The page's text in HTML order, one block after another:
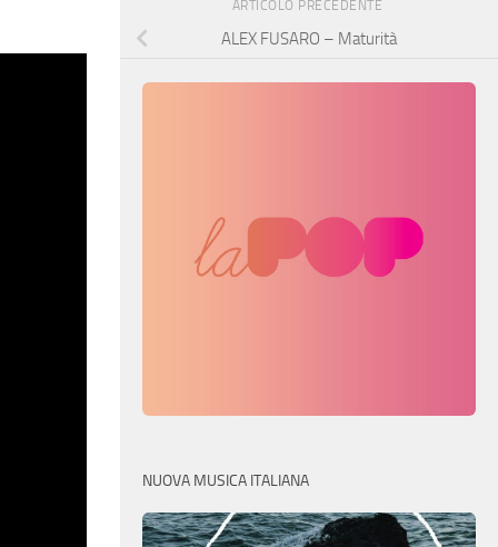
ARTICOLO PRECEDENTE
ALEX FUSARO – Maturità
NUOVA MUSICA ITALIANA